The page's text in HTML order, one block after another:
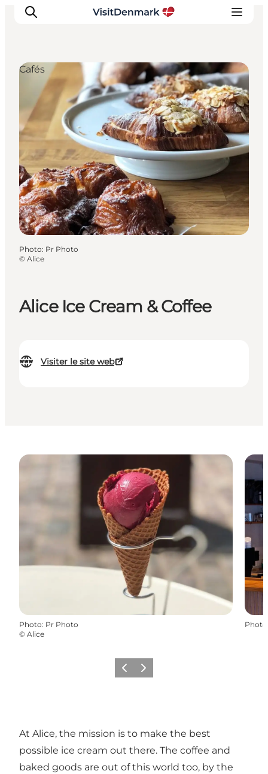
Inspirations
Destinations
Quoi faire
Hébergements
Planifiez votre voyage
Alice Ice Cream & Coffee
Visiter le site web
Cafés
Photo: Pr Photo
© Alice
Photo: Pr Photo
© Alice
Photo
PrécédentSuivant
At Alice, the mission is to make the best
possible ice cream out there. The coffee and
baked goods are out of this world too, by the